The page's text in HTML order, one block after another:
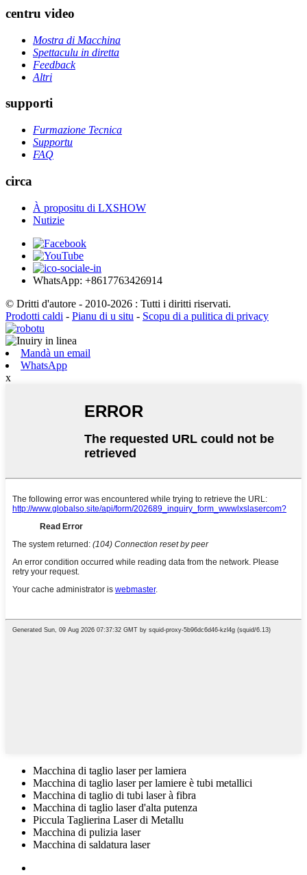
centru video
Mostra di Macchina
Spettaculu in diretta
Feedback
Altri
supporti
Furmazione Tecnica
Supportu
FAQ
circa
À propositu di LXSHOW
Nutizie
WhatsApp: +8617763426914
© Dritti d'autore - 2010-2026 : Tutti i diritti riservati.
Prodotti caldi - Pianu di u situ - Scopu di a pulitica di privacy
Mandà un email
WhatsApp
x
Macchina di taglio laser per lamiera
Macchina di taglio laser per lamiere è tubi metallici
Macchina di taglio di tubi laser à fibra
Macchina di taglio laser d'alta putenza
Piccula Taglierina Laser di Metallu
Macchina di pulizia laser
Macchina di saldatura laser